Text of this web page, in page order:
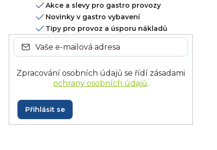
Akce a slevy pro gastro provozy
Novinky v gastro vybavení
Tipy pro provoz a úsporu nákladů
Zpracování osobních údajů se řídí zásadami
ochrany osobních údajů.
Přihlásit se